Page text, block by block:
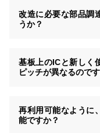
改造に必要な部品調
うか？
基板上のICと新しく
ピッチが異なるので
再利用可能なように
能ですか？